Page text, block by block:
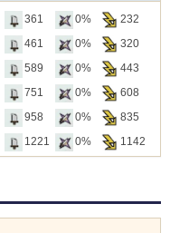
361 0% 232
461 0% 320
589 0% 443
751 0% 608
958 0% 835
1221 0% 1142